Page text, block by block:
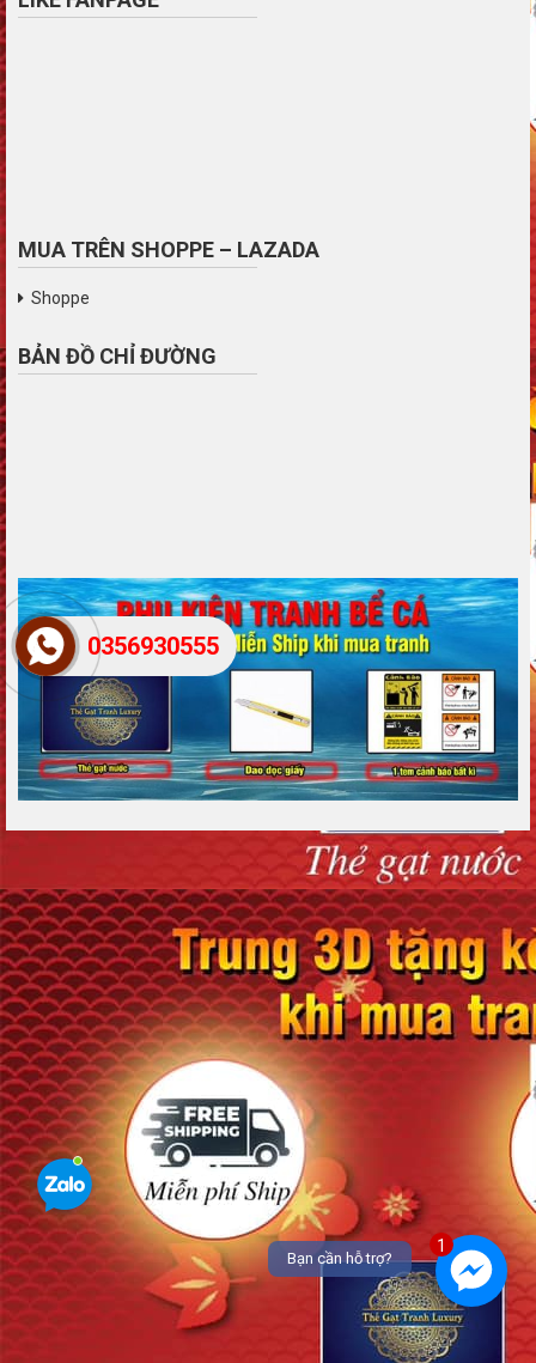
MUA TRÊN SHOPPE – LAZADA
Shoppe
BẢN ĐỒ CHỈ ĐƯỜNG
0356930555
1
Bạn cần hỗ trợ?